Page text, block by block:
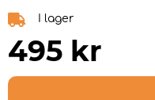
I lager
495 kr